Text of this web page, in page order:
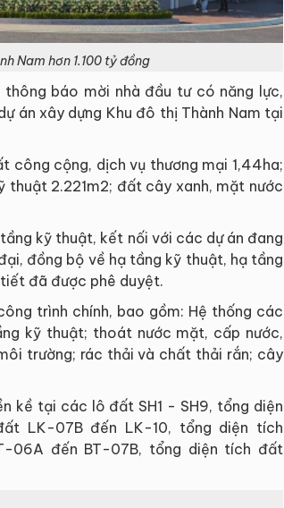
Nam hơn 1.100 tỷ đồng
báo mời nhà đầu tư có năng lực,
án xây dựng Khu đô thị Thành Nam tại
công cộng, dịch vụ thương mại 1,44ha;
2.221m2; đất cây xanh, mặt nước
kỹ thuật, kết nối với các dự án đang
đồng bộ về hạ tầng kỹ thuật, hạ tầng
đã được phê duyệt.
trình chính, bao gồm: Hệ thống các
kỹ thuật; thoát nước mặt, cấp nước,
trường; rác thải và chất thải rắn; cây
kề tại các lô đất SH1 - SH9, tổng diện
LK-07B đến LK-10, tổng diện tích
đến BT-07B, tổng diện tích đất